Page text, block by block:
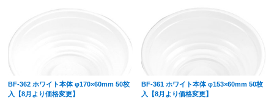
BF-362 ホワイト本体 φ170×60mm 50枚
入【8月より価格変更】
BF-361 ホワイト本体 φ153×60mm 50枚
入【8月より価格変更】